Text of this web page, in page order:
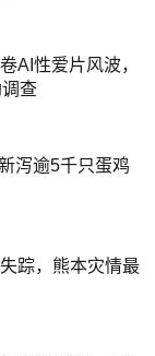
AI性爱片风波，
查
泻逾5千只蛋鸡
踪，熊本灾情最